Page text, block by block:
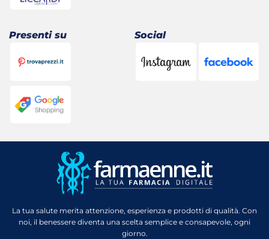
Presenti su Social
La tua salute merita attenzione, esperienza e prodotti di qualità. Con
noi, il benessere diventa una scelta semplice e consapevole, ogni
giorno.